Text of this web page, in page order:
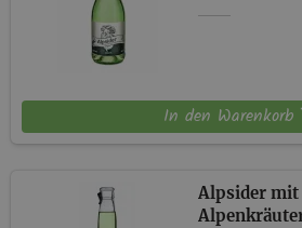
In den Warenkorb
Alpsider mit